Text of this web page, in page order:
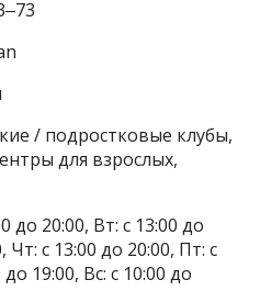
/ подростковые клубы,
для взрослых,
до 20:00, Вт: с 13:00 до
Чт: с 13:00 до 20:00, Пт: с
19:00, Вс: с 10:00 до